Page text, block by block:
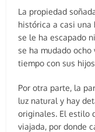
La propiedad
histórica a casi una
se le ha escapado
se ha mudado ocho
tiempo con sus
Por otra parte, la
luz natural y hay
originales. El estilo
viajada, por donde